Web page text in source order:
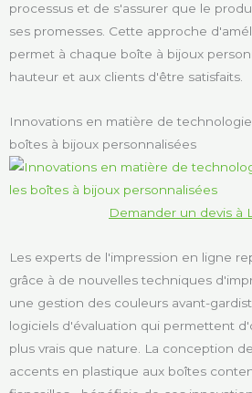
processus et de s'assurer que le
ses promesses. Cette approche
permet à chaque boîte à bijoux
hauteur et aux clients d'être satisfaits.
Innovations en matière de
boîtes à bijoux personnalisées
Demander un devis à
Les experts de l'impression en ligne
grâce à de nouvelles techniques
une gestion des couleurs avant-
logiciels d'évaluation qui permettent
plus vrais que nature. La conception
accents en plastique aux boîtes